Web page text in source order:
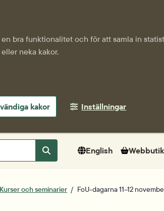
bra funktionalitet och för att samla in
neka kakor.
kakor Inställningar
Sök
English Webbutik
Kurser och seminarier
FoU-dagarna 11–12